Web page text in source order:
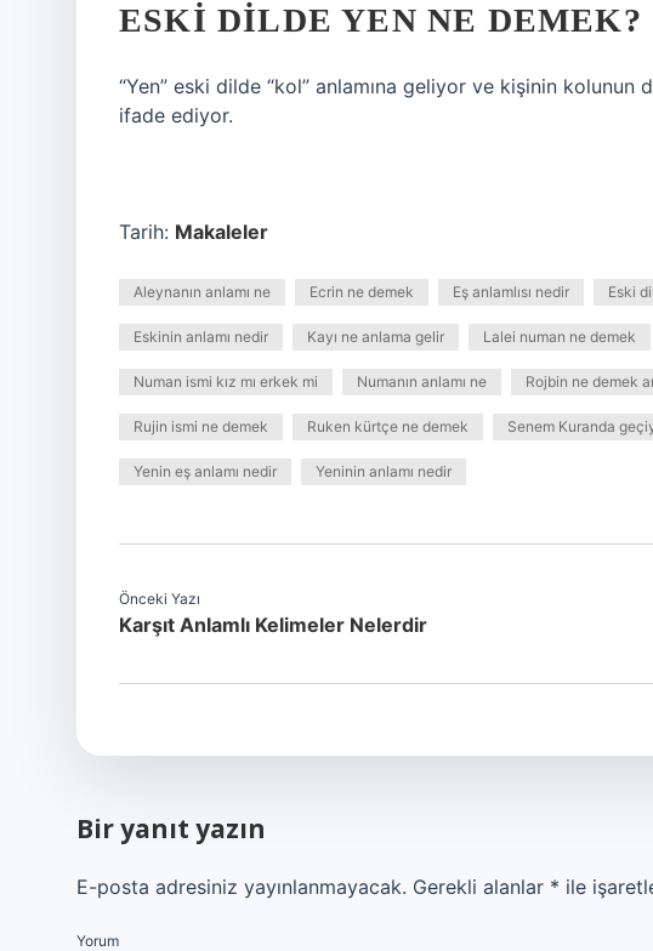
ESKI DILDE YEN NE DEMEK?
“Yen” eski dilde “kol” anlamına geliyor ve kişinin kolunun
ifade ediyor.
Tarih: Makaleler
Aleynanın anlamı ne Ecrin ne demek Eş anlamlısı nedir Eski
Eskinin anlamı nedir Kayı ne anlama gelir Lalei numan ne demek
Numan ismi kız mı erkek mi Numanın anlamı ne Rojbin ne demek
Rujin ismi ne demek Ruken kürtçe ne demek Senem Kuranda
Yenin eş anlamı nedir Yeninin anlamı nedir
Önceki Yazı
Karşıt Anlamlı Kelimeler Nelerdir
Bir yanıt yazın
E-posta adresiniz yayınlanmayacak. Gerekli alanlar * ile
Yorum